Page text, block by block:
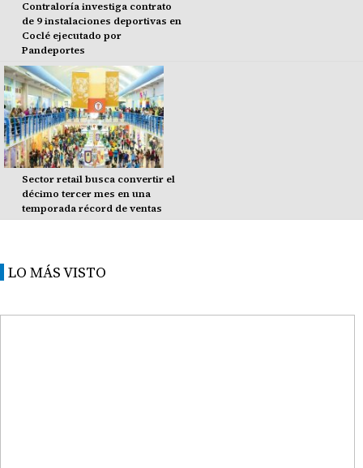
Contraloría investiga contrato
de 9 instalaciones deportivas en
Coclé ejecutado por
Pandeportes
Sector retail busca convertir el
décimo tercer mes en una
temporada récord de ventas
LO MÁS VISTO